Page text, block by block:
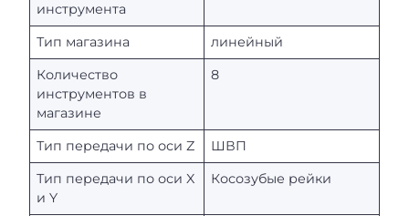
инструмента
Тип магазина
линейный
Количество
инструментов в
магазине
8
Тип передачи по оси Z
ШВП
Тип передачи по оси X
и Y
Косозубые рейки